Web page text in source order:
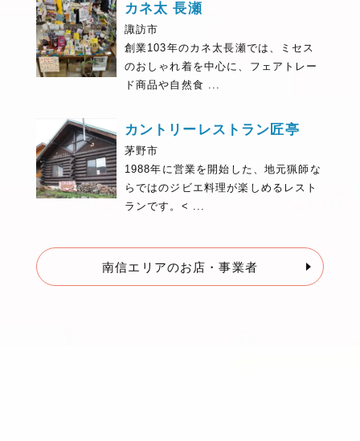
カネ太 長瀬
諏訪市
創業103年のカネ太長瀬では、ミセス
のおしゃれ着を中心に、フェアトレー
ド商品や自然食 ...
カントリーレストラン匠亭
茅野市
1988年に営業を開始した、地元猟師な
らではのジビエ料理が楽しめるレスト
ランです。< ...
南信エリアのお店・事業者